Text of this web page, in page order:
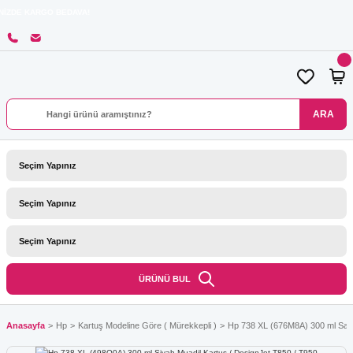
ARA
ÜRÜNÜ BUL
Anasayfa Hp Kartuş Modeline Göre ( Mürekkepli ) Hp 738 XL (676M8A) 300 ml